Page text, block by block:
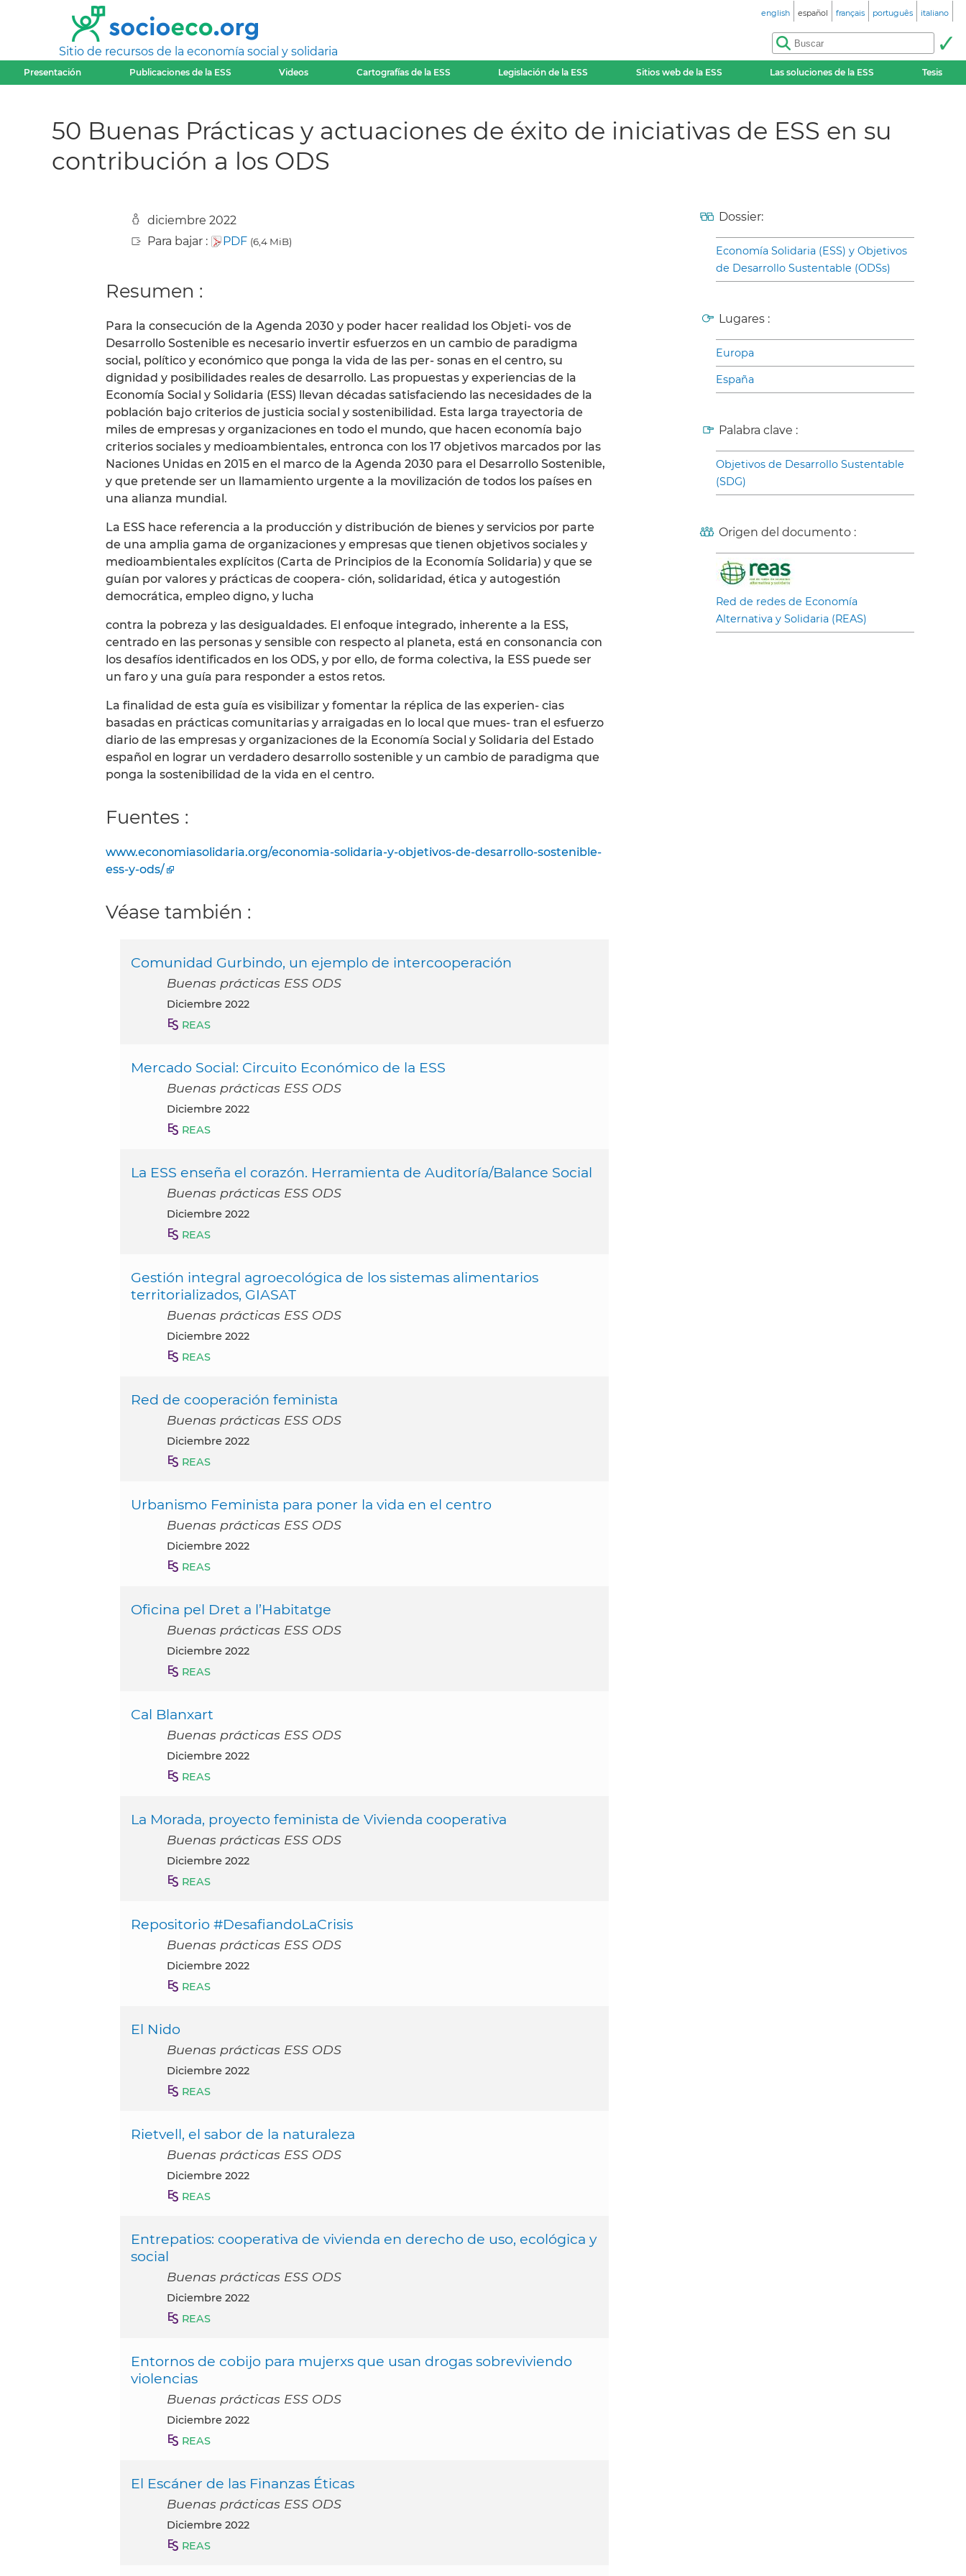
Sitio de recursos de la economía social y solidaria
english español français português italiano
Presentación Publicaciones de la ESS Videos Cartografías de la ESS Legislación de la ESS Sitios web de la ESS Las soluciones de la ESS Tesis
50 Buenas Prácticas y actuaciones de éxito de iniciativas de ESS en su
contribución a los ODS
diciembre 2022
Para bajar :
PDF (6,4 MiB)
Resumen :
Para la consecución de la Agenda 2030 y poder hacer realidad los Objeti- vos de
Desarrollo Sostenible es necesario invertir esfuerzos en un cambio de paradigma
social, político y económico que ponga la vida de las per- sonas en el centro, su
dignidad y posibilidades reales de desarrollo. Las propuestas y experiencias de la
Economía Social y Solidaria (ESS) llevan décadas satisfaciendo las necesidades de la
población bajo criterios de justicia social y sostenibilidad. Esta larga trayectoria de
miles de empresas y organizaciones en todo el mundo, que hacen economía bajo
criterios sociales y medioambientales, entronca con los 17 objetivos marcados por las
Naciones Unidas en 2015 en el marco de la Agenda 2030 para el Desarrollo Sostenible,
y que pretende ser un llamamiento urgente a la movilización de todos los países en
una alianza mundial.
La ESS hace referencia a la producción y distribución de bienes y servicios por parte
de una amplia gama de organizaciones y empresas que tienen objetivos sociales y
medioambientales explícitos (Carta de Principios de la Economía Solidaria) y que se
guían por valores y prácticas de coopera- ción, solidaridad, ética y autogestión
democrática, empleo digno, y lucha
contra la pobreza y las desigualdades. El enfoque integrado, inherente a la ESS,
centrado en las personas y sensible con respecto al planeta, está en consonancia con
los desafíos identificados en los ODS, y por ello, de forma colectiva, la ESS puede ser
un faro y una guía para responder a estos retos.
La finalidad de esta guía es visibilizar y fomentar la réplica de las experien- cias
basadas en prácticas comunitarias y arraigadas en lo local que mues- tran el esfuerzo
diario de las empresas y organizaciones de la Economía Social y Solidaria del Estado
español en lograr un verdadero desarrollo sostenible y un cambio de paradigma que
ponga la sostenibilidad de la vida en el centro.
Fuentes :
www.economiasolidaria.org/economia-solidaria-y-objetivos-de-desarrollo-sostenible-
ess-y-ods/
Véase también :
Comunidad Gurbindo, un ejemplo de intercooperación
Buenas prácticas ESS ODS
diciembre 2022
REAS
Mercado Social: Circuito Económico de la ESS
Buenas prácticas ESS ODS
diciembre 2022
REAS
La ESS enseña el corazón. Herramienta de Auditoría/Balance Social
Buenas prácticas ESS ODS
diciembre 2022
REAS
Gestión integral agroecológica de los sistemas alimentarios
territorializados, GIASAT
Buenas prácticas ESS ODS
diciembre 2022
REAS
Red de cooperación feminista
Buenas prácticas ESS ODS
diciembre 2022
REAS
Urbanismo Feminista para poner la vida en el centro
Buenas prácticas ESS ODS
diciembre 2022
REAS
Oficina pel Dret a l’Habitatge
Buenas prácticas ESS ODS
diciembre 2022
REAS
Cal Blanxart
Buenas prácticas ESS ODS
diciembre 2022
REAS
La Morada, proyecto feminista de Vivienda cooperativa
Buenas prácticas ESS ODS
diciembre 2022
REAS
Repositorio #DesafiandoLaCrisis
Buenas prácticas ESS ODS
diciembre 2022
REAS
El Nido
Buenas prácticas ESS ODS
diciembre 2022
REAS
Rietvell, el sabor de la naturaleza
Buenas prácticas ESS ODS
diciembre 2022
REAS
Entrepatios: cooperativa de vivienda en derecho de uso, ecológica y
social
Buenas prácticas ESS ODS
diciembre 2022
REAS
Entornos de cobijo para mujerxs que usan drogas sobreviviendo
violencias
Buenas prácticas ESS ODS
diciembre 2022
REAS
El Escáner de las Finanzas Éticas
Buenas prácticas ESS ODS
diciembre 2022
REAS
Dossier:
Economía Solidaria (ESS) y Objetivos
de Desarrollo Sustentable (ODSs)
Lugares :
Europa
España
Palabra clave :
Objetivos de Desarrollo Sustentable
(SDG)
Origen del documento :
Red de redes de Economía
Alternativa y Solidaria (REAS)